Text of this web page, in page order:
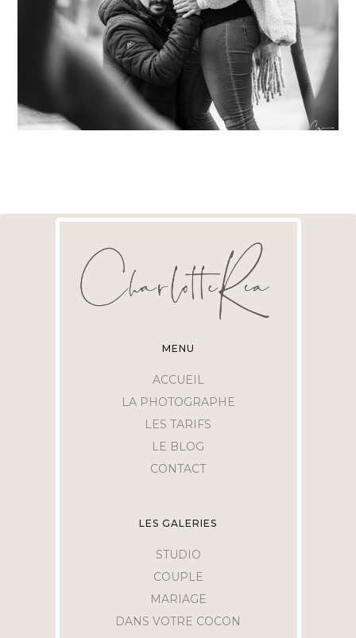
MENU
ACCUEIL
LA PHOTOGRAPHE
LES TARIFS
LE BLOG
CONTACT
LES GALERIES
STUDIO
COUPLE
MARIAGE
DANS VOTRE COCON